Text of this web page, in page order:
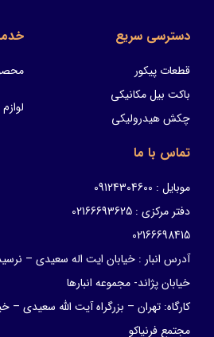
دسترسی سریع
قطعات پیکور
باکت بیل مکانیکی
چکش هیدرولیکی
تماس با ما
موبایل : 09124304600
دفتر مرکزی : 02166693625
02166698415
آدرس انبار : خیابان ایت اله سعیدی –
خیابان پژاند- مجموعه انبارها
کارگاه: تهران – بزرگراه آیت الله سعیدی
مجتمع فرنیاکو